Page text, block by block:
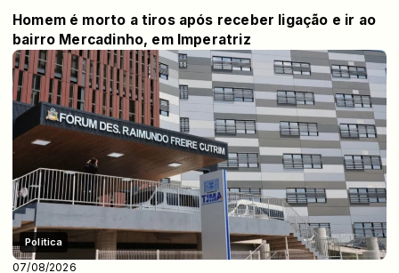
Homem é morto a tiros após receber ligação e ir ao
bairro Mercadinho, em Imperatriz
Politica
07/08/2026